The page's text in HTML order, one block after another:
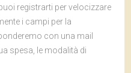
registrarti per velocizzare
i campi per la
con una mail
spesa, le modalità di